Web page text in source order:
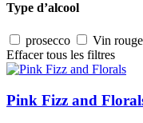
Type d’alcool
prosecco Vin rouge
Effacer tous les filtres
Pink Fizz and